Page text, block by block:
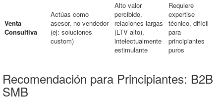
Venta
Consultiva
Actúas como
asesor, no vendedor
(ej: soluciones
custom)
Alto valor
percibido,
relaciones largas
(LTV alto),
intelectualmente
estimulante
Requiere
expertise
técnico, difícil
para
principiantes
puros
Recomendación para Principiantes: B2B
SMB